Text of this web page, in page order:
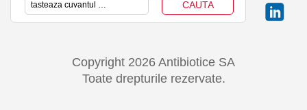
Copyright 2026 Antibiotice SA
Toate drepturile rezervate.